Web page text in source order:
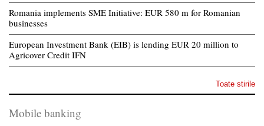
Romania implements SME Initiative: EUR 580 m for Romanian
businesses
European Investment Bank (EIB) is lending EUR 20 million to
Agricover Credit IFN
Toate stirile
Mobile banking